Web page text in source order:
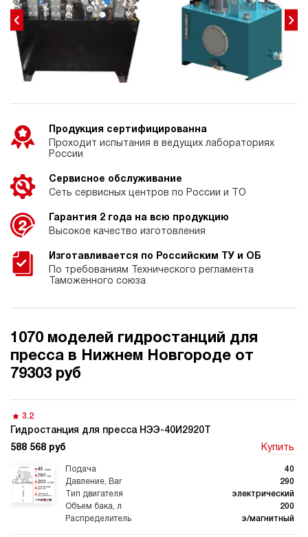
Продукция сертифицированна
Проходит испытания в ведущих лабораториях
России
Сервисное обслуживание
Сеть сервисных центров по России и ТО
Гарантия 2 года на всю продукцию
Высокое качество изготовления
Изготавливается по Российским ТУ и ОБ
По требованиям Технического регламента
Таможенного союза
1070 моделей гидростанций для
пресса в Нижнем Новгороде от
79303 руб
Гидростанция для пресса НЭЭ-40И2920Т
3.2
588 568 руб Купить
40
290
электрический
200
э/магнитный